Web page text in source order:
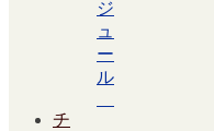
ジ
ュ
ー
ル
チ